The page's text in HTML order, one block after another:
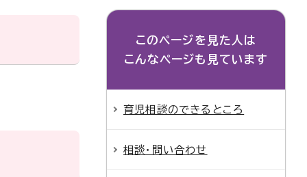
このページを見た人は
こんなページも見ています
育児相談のできるところ
相談・問い合わせ